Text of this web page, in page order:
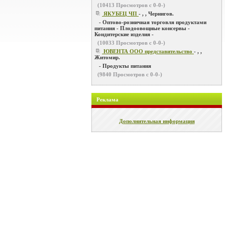
(10413 Просмотров с 0-0-)
ЯКУБЕЦ ЧП - , , Чернигов.
- Оптово-розничная торговля продуктами
питания - Плодоовощные консервы -
Кондитерские изделия -
(10033 Просмотров с 0-0-)
ЮВЕНТА ООО представительство - , ,
Житомир.
- Продукты питания
(9840 Просмотров с 0-0-)
Реклама
Дополнительная информация